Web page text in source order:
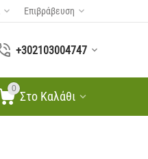
Επιβράβευση
+302103004747
0
Στο Καλάθι